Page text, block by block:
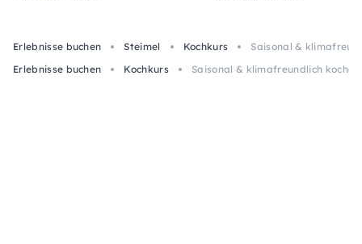
Erlebnisse buchen Steimel Kochkurs
Saisonal &
Erlebnisse buchen
Kochkurs Saisonal & klimafreundlich